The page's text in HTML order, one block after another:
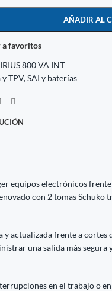
AÑADIR AL
a favoritos
800 VA INT
y TPV,SAI y baterías
equipos electrónicos
con 2 tomas
actualizada frente a
una salida más segura
en el trabajo o